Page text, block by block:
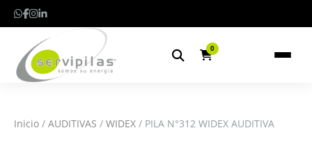
0
Inicio / AUDITIVAS / WIDEX / PILA N°312 WIDEX AUDITIVA